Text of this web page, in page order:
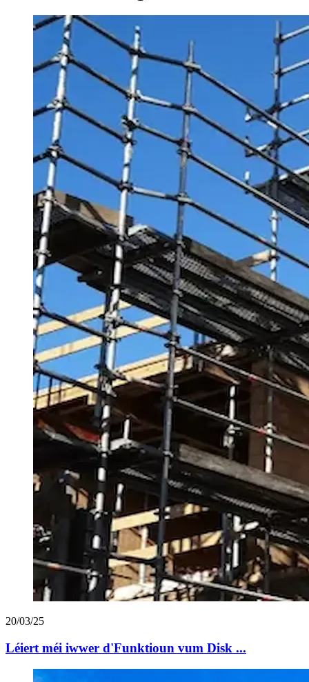
20/03/25
Léiert méi iwwer d'Funktioun vum Disk ...